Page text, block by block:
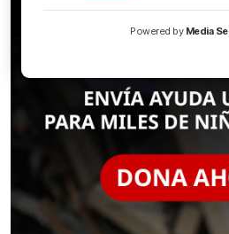
Powered by Media